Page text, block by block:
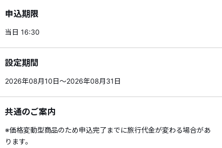
申込期限
当日 16:30
設定期間
2026年08月10日～2026年08月31日
共通のご案内
※価格変動型商品のため申込完了までに旅行代金が変わる場合があ
ります。